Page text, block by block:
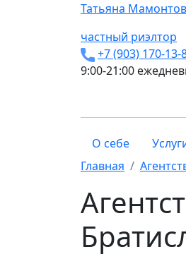
Татьяна
частный риэлтор
+7 (903) 170-13-
9:00-21:00
О себе
Главная